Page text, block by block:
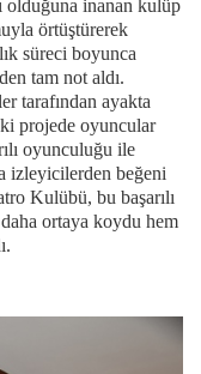
olduğuna inanan kulüp
örtüştürerek
süreci boyunca
tam not aldı.
tarafından ayakta
projede oyuncular
oyunculuğu ile
izleyicilerden beğeni
Kulübü, bu başarılı
daha ortaya koydu hem